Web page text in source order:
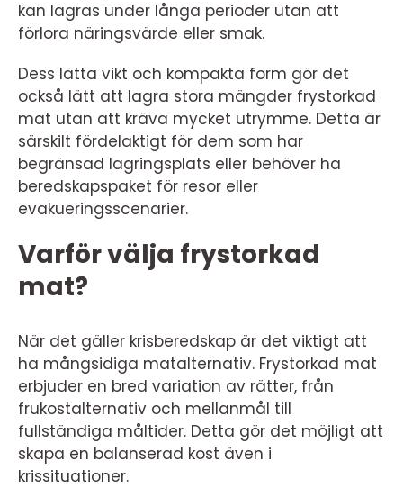
kan lagras under långa perioder utan att
förlora näringsvärde eller smak.
Dess lätta vikt och kompakta form gör det
också lätt att lagra stora mängder frystorkad
mat utan att kräva mycket utrymme. Detta är
särskilt fördelaktigt för dem som har
begränsad lagringsplats eller behöver ha
beredskapspaket för resor eller
evakueringsscenarier.
Varför välja frystorkad
mat?
När det gäller krisberedskap är det viktigt att
ha mångsidiga matalternativ. Frystorkad mat
erbjuder en bred variation av rätter, från
frukostalternativ och mellanmål till
fullständiga måltider. Detta gör det möjligt att
skapa en balanserad kost även i
krissituationer.